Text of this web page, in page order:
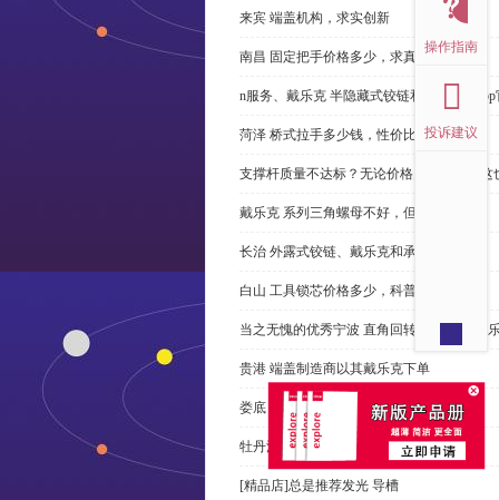
来宾 端盖机构，求实创新
南昌 固定把手价格多少，求真务实
n服务、戴乐克 半隐藏式铰链和米乐体育
菏泽 桥式拉手多少钱，性价比高
支撑杆质量不达标？无论价格多么便宜，这
戴乐克 系列三角螺母不好，但更好
长治 外露式铰链、戴乐克和承诺戴乐克
白山 工具锁芯价格多少，科普
当之无愧的优秀宁波 直角回转锁制造商-戴
贵港 端盖制造商以其戴乐克下单
娄底 塑料密封条、戴乐克和承诺戴乐克
牡丹江 拉手有哪些，正道经营
[精品店]总是推荐发光 导槽
操作指南
投诉建议